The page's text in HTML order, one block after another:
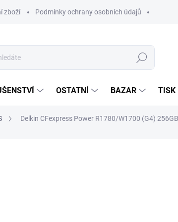
zboží Podmínky ochrany osobních údajů
Hledat
OSTATNÍ BAZAR TISK
Delkin CFexpress Power R1780/W1700 (G4) 256GB